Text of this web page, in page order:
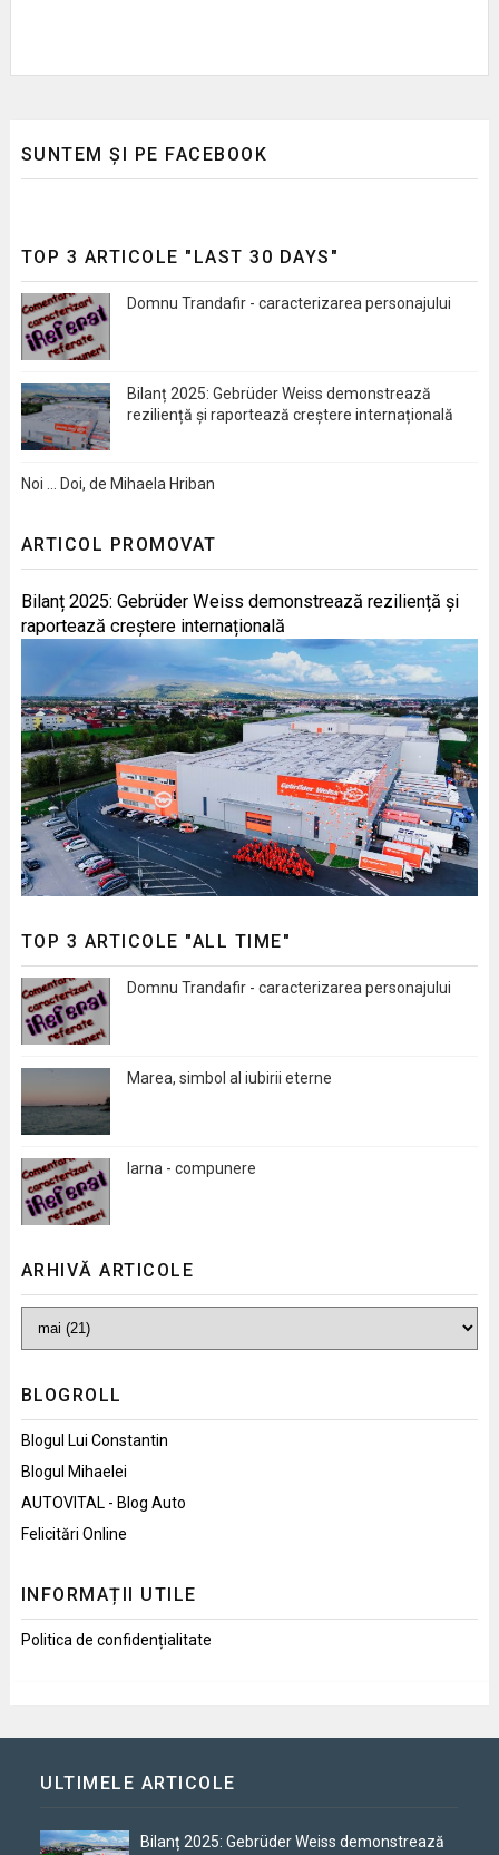
SUNTEM ȘI PE FACEBOOK
TOP 3 ARTICOLE "LAST 30 DAYS"
Domnu Trandafir - caracterizarea personajului
Bilanț 2025: Gebrüder Weiss demonstrează
reziliență și raportează creștere internațională
Noi … Doi, de Mihaela Hriban
ARTICOL PROMOVAT
Bilanț 2025: Gebrüder Weiss demonstrează reziliență și
raportează creștere internațională
TOP 3 ARTICOLE "ALL TIME"
Domnu Trandafir - caracterizarea personajului
Marea, simbol al iubirii eterne
Iarna - compunere
ARHIVĂ ARTICOLE
BLOGROLL
Blogul Lui Constantin
Blogul Mihaelei
AUTOVITAL - Blog Auto
Felicitări Online
INFORMAȚII UTILE
Politica de confidențialitate
ULTIMELE ARTICOLE
Bilanț 2025: Gebrüder Weiss demonstrează